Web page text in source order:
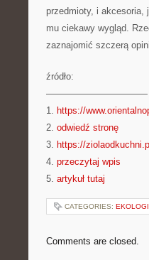
przedmioty, i akcesoria,
mu ciekawy wygląd.
zaznajomić szczerą
źródło:
———————————
1. https://
2. odwiedź stronę
3. https://ziolaodkuchni.pl
4. przeczytaj wpis
5. artykuł tutaj
CATEGORIES:
Comments are closed.